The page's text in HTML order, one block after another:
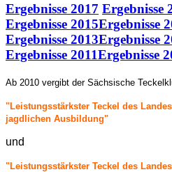
Ergebnisse 2017 Ergebnisse
Ergebnisse 2015Ergebnisse
Ergebnisse 2013Ergebnisse
Ergebnisse 2011Ergebnisse
Ab 2010 vergibt der Sächsische
"Leistungsstärkster Teckel des
jagdlichen Ausbildung"
und
"Leistungsstärkster Teckel des